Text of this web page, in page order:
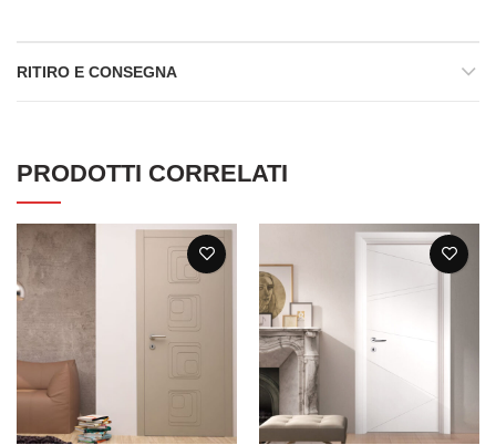
RITIRO E CONSEGNA
PRODOTTI CORRELATI